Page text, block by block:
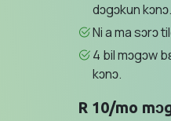
dɔgɔkun kɔnɔ.
Ni a ma sɔrɔ
4 bil mɔgɔw
kɔnɔ.
R 10/mo